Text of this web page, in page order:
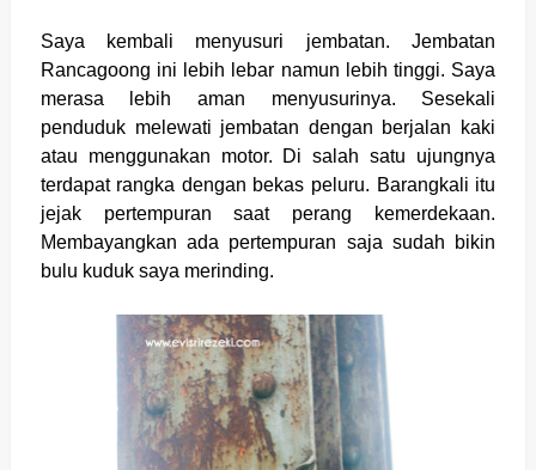
Saya kembali menyusuri jembatan. Jembatan
Rancagoong ini lebih lebar namun lebih tinggi. Saya
merasa lebih aman menyusurinya. Sesekali
penduduk melewati jembatan dengan berjalan kaki
atau menggunakan motor. Di salah satu ujungnya
terdapat rangka dengan bekas peluru. Barangkali itu
jejak pertempuran saat perang kemerdekaan.
Membayangkan ada pertempuran saja sudah bikin
bulu kuduk saya merinding.